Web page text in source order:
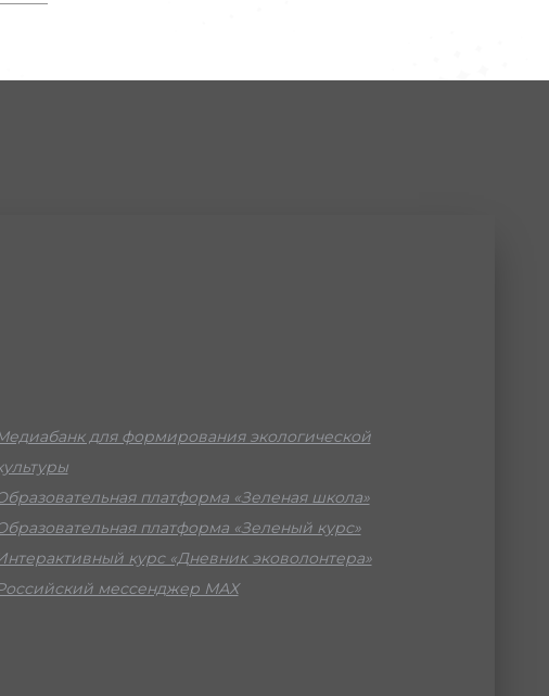
для формирования экологической
платформа «Зеленая школа»
платформа «Зеленый курс»
курс «Дневник эковолонтера»
мессенджер МАХ